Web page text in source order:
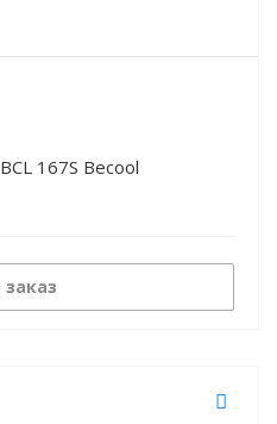
167S Becool